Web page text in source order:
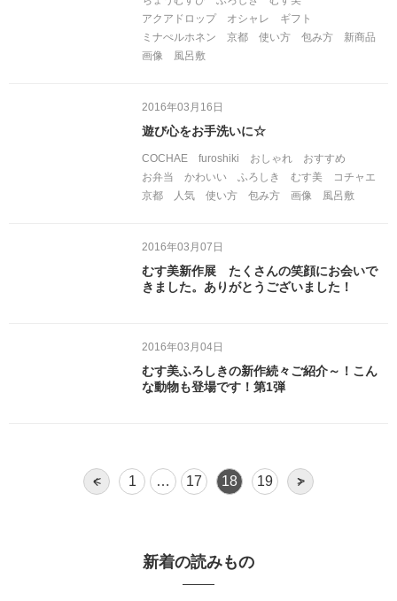
アクアドロップ
オシャレ
ギフト
ミナぺルホネン
京都 使い方 包み方
新商品
画像
風呂敷
2016年03月16日
遊び心をお手洗いに☆
COCHAE furoshiki おしゃれ
おすすめ
お弁当
かわいい ふろしき むす美
コチャエ
京都
人気 使い方 包み方 画像 風呂敷
2016年03月07日
むす美新作展 たくさんの笑顔にお会いで
きました。ありがとうございました！
2016年03月04日
むす美ふろしきの新作続々ご紹介～！こん
な動物も登場です！第1弾
< 1 … 17 18 19 >
新着の読みもの